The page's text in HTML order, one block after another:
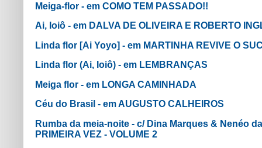
Meiga-flor - em COMO TEM PASSADO!!
Ai, Ioiô - em DALVA DE OLIVEIRA E ROBERTO
Linda flor [Ai Yoyo] - em MARTINHA REVIVE O
Linda flor (Ai, Ioiô) - em LEMBRANÇAS
Meiga flor - em LONGA CAMINHADA
Céu do Brasil - em AUGUSTO CALHEIROS
Rumba da meia-noite - c/ Dina Marques & Nenéo
PRIMEIRA VEZ - VOLUME 2